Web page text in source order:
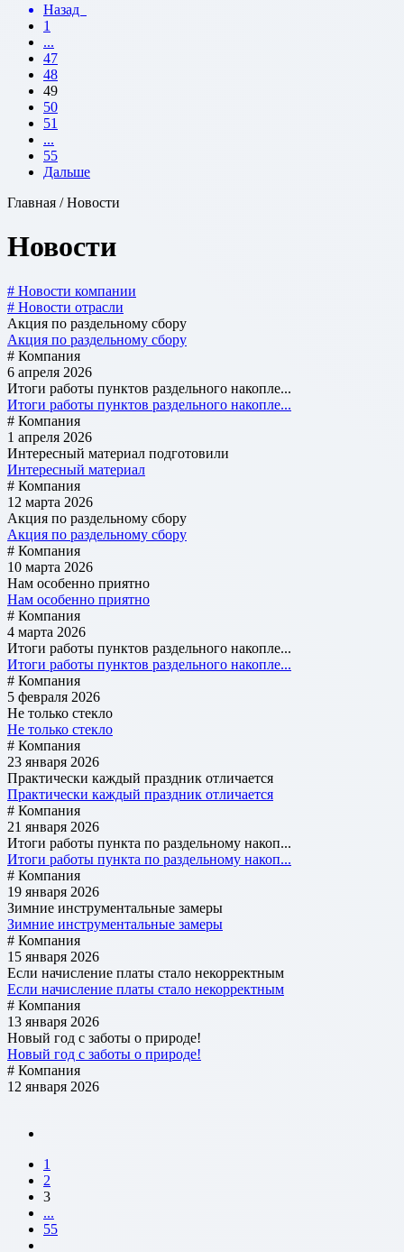
Назад
1
...
47
48
49
50
51
...
55
Дальше
Главная / Новости
Новости
# Новости компании
# Новости отрасли
Акция по раздельному сбору
Акция по раздельному сбору
# Компания
6 апреля 2026
Итоги работы пунктов раздельного накопле...
Итоги работы пунктов раздельного накопле...
# Компания
1 апреля 2026
Интересный материал подготовили
Интересный материал
# Компания
12 марта 2026
Акция по раздельному сбору
Акция по раздельному сбору
# Компания
10 марта 2026
Нам особенно приятно
Нам особенно приятно
# Компания
4 марта 2026
Итоги работы пунктов раздельного накопле...
Итоги работы пунктов раздельного накопле...
# Компания
5 февраля 2026
Не только стекло
Не только стекло
# Компания
23 января 2026
Практически каждый праздник отличается
Практически каждый праздник отличается
# Компания
21 января 2026
Итоги работы пункта по раздельному накоп...
Итоги работы пункта по раздельному накоп...
# Компания
19 января 2026
Зимние инструментальные замеры
Зимние инструментальные замеры
# Компания
15 января 2026
Если начисление платы стало некорректным
Если начисление платы стало некорректным
# Компания
13 января 2026
Новый год с заботы о природе!
Новый год с заботы о природе!
# Компания
12 января 2026
1
2
3
...
55